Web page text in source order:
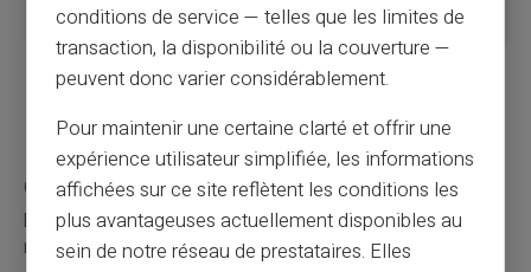
différé)
Gestion du
budget
Facilite la
maîtrise des
liquide
gestion attentive
débit
Choisir entre une carte de retrait et une carte de
paiement dépend surtout de vos besoins. La carte de
retrait est idéale si vous visez une gestion budgétaire
conditions de service — telles que les limites de
transaction, la disponibilité ou la couverture —
peuvent donc varier considérablement.
Pour maintenir une certaine clarté et offrir une
expérience utilisateur simplifiée, les informations
affichées sur ce site reflètent les conditions les
plus avantageuses actuellement disponibles au
sein de notre réseau de prestataires. Elles